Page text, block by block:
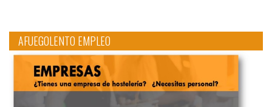
AFUEGOLENTO EMPLEO